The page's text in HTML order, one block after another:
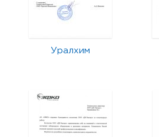
Уралхим